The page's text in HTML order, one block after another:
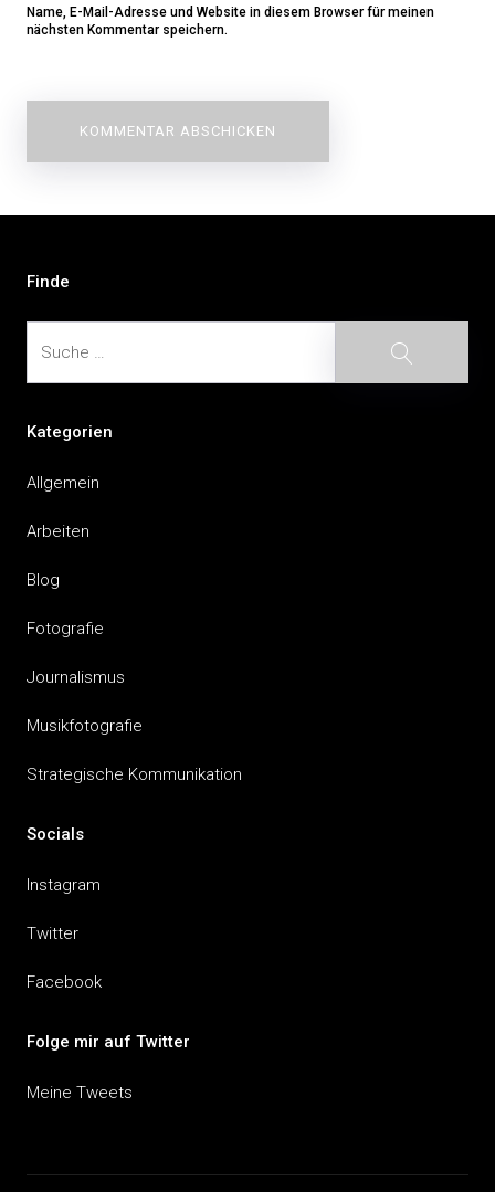
Name, E-Mail-Adresse und Website in diesem Browser für meinen
nächsten Kommentar speichern.
Finde
Suche
Kategorien
Allgemein
Arbeiten
Blog
Fotografie
Journalismus
Musikfotografie
Strategische Kommunikation
Socials
Instagram
Twitter
Facebook
Folge mir auf Twitter
Meine Tweets